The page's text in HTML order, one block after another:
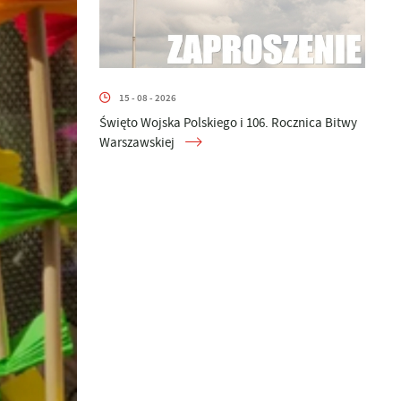
15 - 08 - 2026
Święto Wojska Polskiego i 106. Rocznica Bitwy
Warszawskiej